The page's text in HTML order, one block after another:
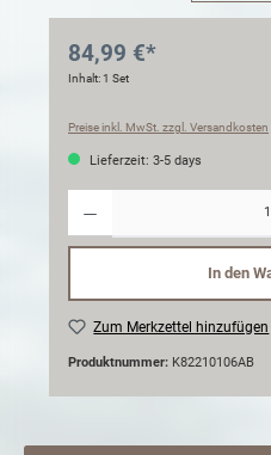
84,99 €*
Inhalt:1 Set
Preise inkl. MwSt. zzgl. Versandkosten
Lieferzeit: 3-5 days
In den
Zum Merkzettel hinzufügen
Produktnummer: K82210106AB